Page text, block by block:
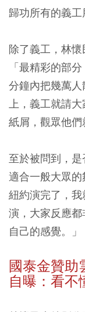
歸功所有的義工
除了義工，林懷
「最精彩的部
分鐘內把幾萬
上，義工就請
紙屑，觀眾他們
至於被問到，
適合一般大眾的
紐約演完了，
演，大家反應
自己的感覺。」
國泰金贊
自曝：看不